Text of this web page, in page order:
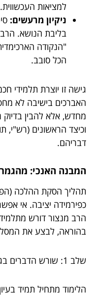
למציאות העכשווית.
ניקיון מרעשים:
בליבת הנושא.
"הנקודה
הכל סובב.
גישה זו יוצרת תלמידי
האברכים בישיבה לא
מחדש, אלא להבין בדיוק
וכיצד הראשונים (רש"י,
דבריהם.
המבנה האנכי:
תהליך הסקת ההלכה
כפירמידה יציבה. אי
הרב מנצור דורש
בהוראה, לבצע את
שלב 1: שורש הדברים בגמרא
הלימוד מתחיל תמיד